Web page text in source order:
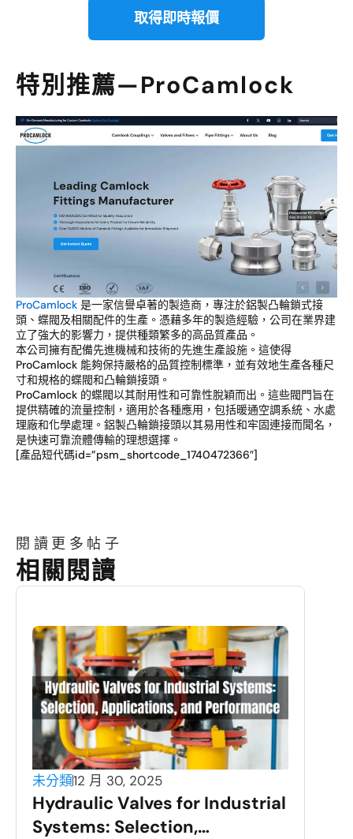
取得即時報價
特別推薦—ProCamlock
ProCamlock 是一家信譽卓著的製造商，專注於鋁製凸輪鎖式接
頭、蝶閥及相關配件的生產。憑藉多年的製造經驗，公司在業界建
立了強大的影響力，提供種類繁多的高品質產品。
本公司擁有配備先進機械和技術的先進生產設施。這使得
ProCamlock 能夠保持嚴格的品質控制標準，並有效地生產各種尺
寸和規格的蝶閥和凸輪鎖接頭。
ProCamlock 的蝶閥以其耐用性和可靠性脫穎而出。這些閥門旨在
提供精確的流量控制，適用於各種應用，包括暖通空調系統、水處
理廠和化學處理。鋁製凸輪鎖接頭以其易用性和牢固連接而聞名，
是快速可靠流體傳輸的理想選擇。
[產品短代碼id=”psm_shortcode_1740472366″]
閱讀更多帖子
相關閱讀
未分類12 月 30, 2025
Hydraulic Valves for Industrial
Systems: Selection,